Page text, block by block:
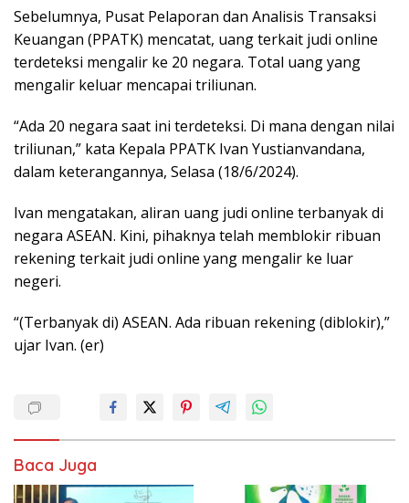
Sebelumnya, Pusat Pelaporan dan Analisis Transaksi
Keuangan (PPATK) mencatat, uang terkait judi online
terdeteksi mengalir ke 20 negara. Total uang yang
mengalir keluar mencapai triliunan.
“Ada 20 negara saat ini terdeteksi. Di mana dengan nilai
triliunan,” kata Kepala PPATK Ivan Yustianvandana,
dalam keterangannya, Selasa (18/6/2024).
Ivan mengatakan, aliran uang judi online terbanyak di
negara ASEAN. Kini, pihaknya telah memblokir ribuan
rekening terkait judi online yang mengalir ke luar
negeri.
“(Terbanyak di) ASEAN. Ada ribuan rekening (diblokir),”
ujar Ivan. (er)
Baca Juga